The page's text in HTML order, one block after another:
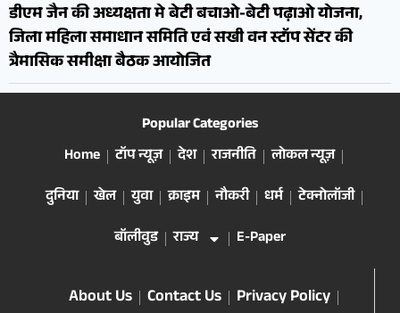
डीएम जैन की अध्यक्षता मे बेटी बचाओ-बेटी पढ़ाओ योजना,
जिला महिला समाधान समिति एवं सखी वन स्टॉप सेंटर की
त्रैमासिक समीक्षा बैठक आयोजित
Popular Categories
Home
टॉप न्यूज़ देश राजनीति
लोकल न्यूज़
दुनिया
खेल युवा क्राइम नौकरी धर्म
टेक्नोलॉजी
बॉलीवुड
राज्य E-Paper
About Us Contact Us
Privacy Policy